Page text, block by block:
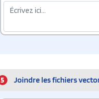
5 Joindre les fichiers